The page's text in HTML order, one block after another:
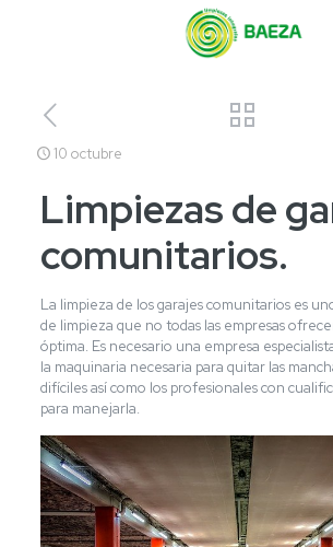
10 octubre
Limpiezas de
comunitarios.
La limpieza de los garajes comunitarios es
de limpieza que no todas las empresas
óptima. Es necesario una empresa
la maquinaria necesaria para quitar las
difíciles así como los profesionales con
para manejarla.